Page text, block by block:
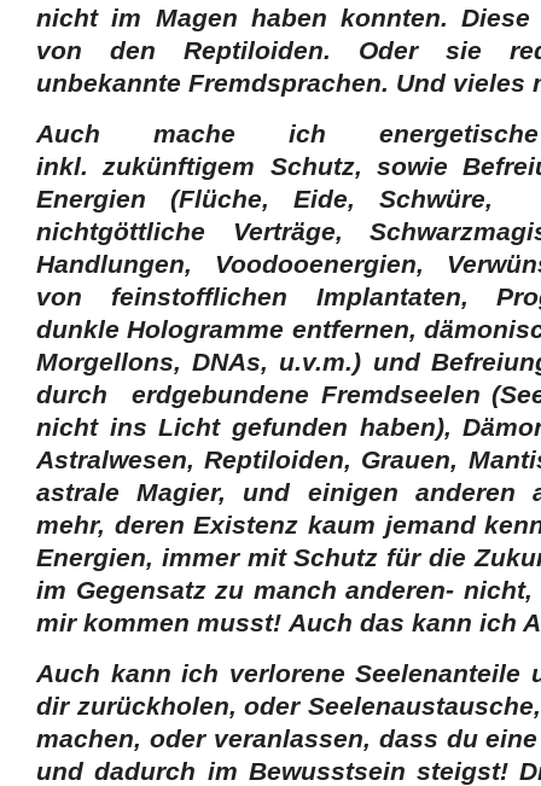
nicht im Magen haben konnten.
von den Reptiloiden. Oder sie
unbekannte Fremdsprachen. Und vieles
Auch mache ich energetische
inkl. zukünftigem Schutz, sowie
Energien (Flüche, Eide, Schwüre,
nichtgöttliche Verträge,
Handlungen, Voodooenergien,
von feinstofflichen Implantaten,
dunkle Hologramme entfernen,
Morgellons, DNAs, u.v.m.) und
durch erdgebundene Fremdseelen
nicht ins Licht gefunden haben),
Astralwesen, Reptiloiden, Grauen,
astrale Magier, und einigen anderen
mehr, deren Existenz kaum jemand
Energien, immer mit Schutz für die
im Gegensatz zu manch anderen-
mir kommen musst! Auch das kann ich
Auch kann ich verlorene Seelenanteile
dir zurückholen, oder
machen, oder veranlassen, dass du
und dadurch im Bewusstsein steigst!